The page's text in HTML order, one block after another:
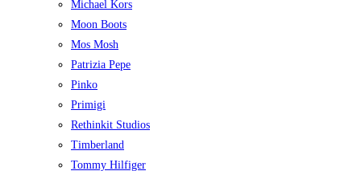
Michael Kors
Moon Boots
Mos Mosh
Patrizia Pepe
Pinko
Primigi
Rethinkit Studios
Timberland
Tommy Hilfiger